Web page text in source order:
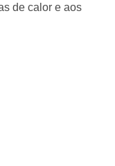
de calor e aos